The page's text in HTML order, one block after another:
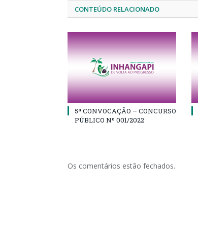
CONTEÚDO RELACIONADO
5ª CONVOCAÇÃO – CONCURSO
PÚBLICO Nº 001/2022
Os comentários estão fechados.